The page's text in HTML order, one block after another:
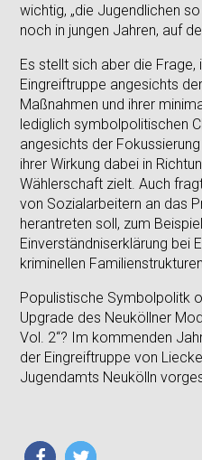
wichtig, „die Jugendlichen
noch in jungen Jahren, auf
Es stellt sich aber die
Eingreiftruppe angesichts
Maßnahmen und ihrer
lediglich symbolpolitischen
angesichts der
ihrer Wirkung dabei in
Wählerschaft zielt. Auch
von Sozialarbeitern an das
herantreten soll, zum
Einverständniserklärung bei
kriminellen
Populistische Symbolpolitk
Upgrade des Neuköllner
Vol. 2“? Im kommenden
der Eingreiftruppe von
Jugendamts Neukölln